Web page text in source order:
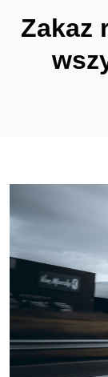
Zakaz